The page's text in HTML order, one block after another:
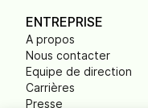
ENTREPRISE
A propos
Nous contacter
Equipe de direction
Carrières
Presse